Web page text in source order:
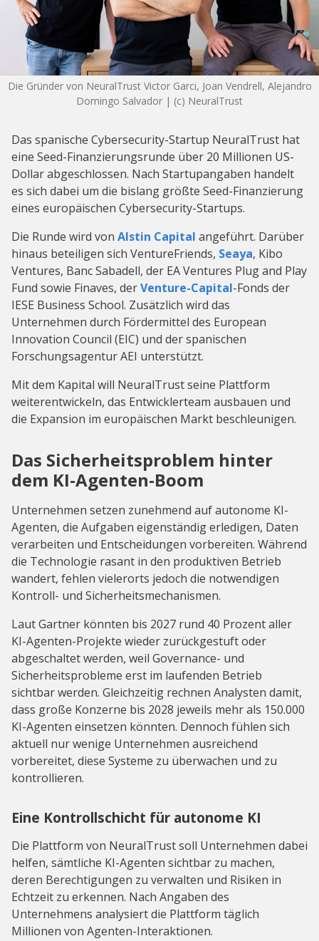
Die Gründer von NeuralTrust Victor Garci, Joan Vendrell, Alejandro
Domingo Salvador | (c) NeuralTrust
Das spanische Cybersecurity-Startup NeuralTrust hat
eine Seed-Finanzierungsrunde über 20 Millionen US-
Dollar abgeschlossen. Nach Startupangaben handelt
es sich dabei um die bislang größte Seed-Finanzierung
eines europäischen Cybersecurity-Startups.
Die Runde wird von Alstin Capital angeführt. Darüber
hinaus beteiligen sich VentureFriends, Seaya, Kibo
Ventures, Banc Sabadell, der EA Ventures Plug and Play
Fund sowie Finaves, derVenture-Capital-Fonds der
IESE Business School. Zusätzlich wird das
Unternehmen durch Fördermittel des European
Innovation Council (EIC) und der spanischen
Forschungsagentur AEI unterstützt.
Mit dem Kapital will NeuralTrust seine Plattform
weiterentwickeln, das Entwicklerteam ausbauen und
die Expansion im europäischen Markt beschleunigen.
Das Sicherheitsproblem hinter
dem KI-Agenten-Boom
Unternehmen setzen zunehmend auf autonome KI-
Agenten, die Aufgaben eigenständig erledigen, Daten
verarbeiten und Entscheidungen vorbereiten. Während
die Technologie rasant in den produktiven Betrieb
wandert, fehlen vielerorts jedoch die notwendigen
Kontroll- und Sicherheitsmechanismen.
Laut Gartner könnten bis 2027 rund 40 Prozent aller
KI-Agenten-Projekte wieder zurückgestuft oder
abgeschaltet werden, weil Governance- und
Sicherheitsprobleme erst im laufenden Betrieb
sichtbar werden. Gleichzeitig rechnen Analysten damit,
dass große Konzerne bis 2028 jeweils mehr als 150.000
KI-Agenten einsetzen könnten. Dennoch fühlen sich
aktuell nur wenige Unternehmen ausreichend
vorbereitet, diese Systeme zu überwachen und zu
kontrollieren.
Eine Kontrollschicht für autonome KI
Die Plattform von NeuralTrust soll Unternehmen dabei
helfen, sämtliche KI-Agenten sichtbar zu machen,
deren Berechtigungen zu verwalten und Risiken in
Echtzeit zu erkennen. Nach Angaben des
Unternehmens analysiert die Plattform täglich
Millionen von Agenten-Interaktionen.